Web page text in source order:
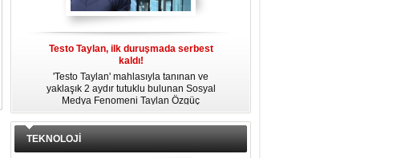
Testo Taylan, ilk duruşmada serbest
kaldı!
'Testo Taylan' mahlasıyla tanınan ve
yaklaşık 2 aydır tutuklu bulunan Sosyal
Medya Fenomeni Taylan Özgüç
Danyıldız, çıktığı ilk duruşmada serbest
bırakıldı.
Güney, 'Ev Hapsi' şartıyla serbest
TEKNOLOJİ